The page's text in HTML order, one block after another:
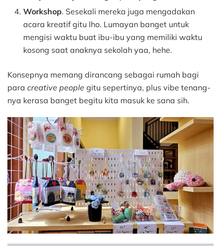
Workshop. Sesekali mereka juga mengadakan
acara kreatif gitu lho. Lumayan banget untuk
mengisi waktu buat ibu-ibu yang memiliki waktu
kosong saat anaknya sekolah yaa, hehe.
Konsepnya memang dirancang sebagai rumah bagi
para creative people gitu sepertinya, plus vibe tenang-
nya kerasa banget begitu kita masuk ke sana sih.